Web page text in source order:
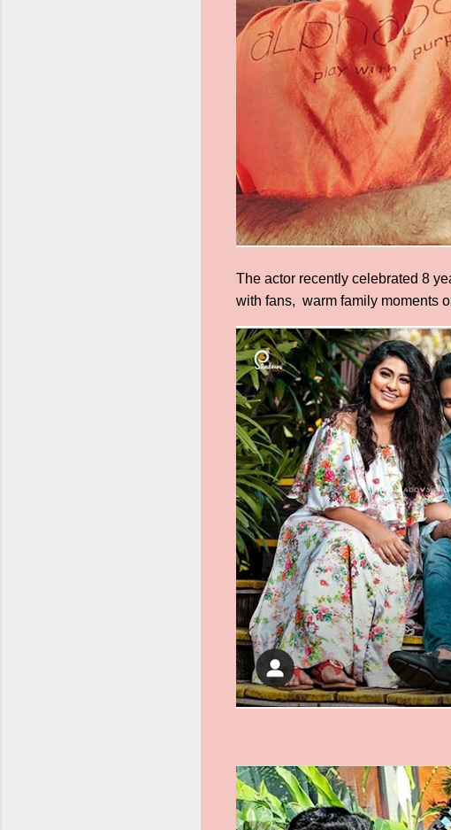
The actor recently celebrated 8
with fans, warm family moments